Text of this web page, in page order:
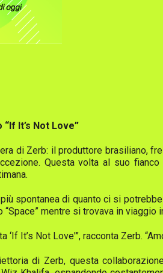
It’s Not Love”
di Zerb: il produttore brasiliano,
Questa volta al suo
spontanea di quanto ci si
mentre si trovava in viaggio
‘If It’s Not Love'”, racconta Zerb.
di Zerb, questa